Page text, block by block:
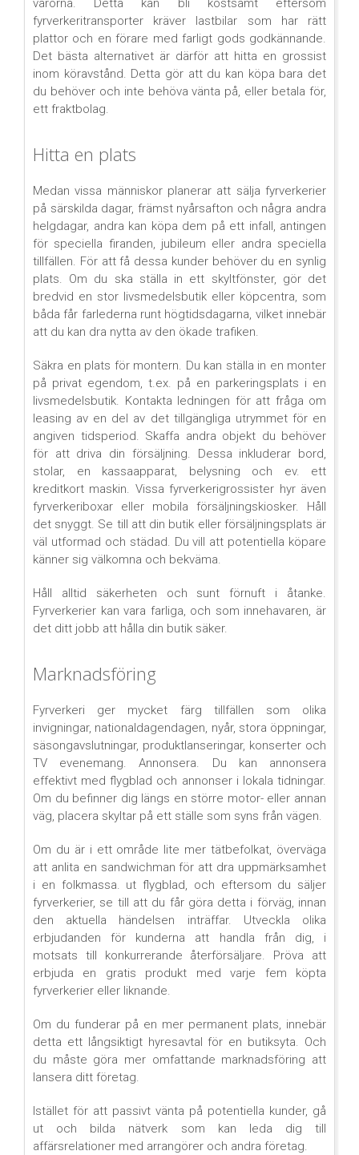
varorna. Detta kan bli kostsamt eftersom
fyrverkeritransporter kräver lastbilar som har rätt
plattor och en förare med farligt gods godkännande.
Det bästa alternativet är därför att hitta en grossist
inom köravstånd. Detta gör att du kan köpa bara det
du behöver och inte behöva vänta på, eller betala för,
ett fraktbolag.
Hitta en plats
Medan vissa människor planerar att sälja fyrverkerier
på särskilda dagar, främst nyårsafton och några andra
helgdagar, andra kan köpa dem på ett infall, antingen
för speciella firanden, jubileum eller andra speciella
tillfällen. För att få dessa kunder behöver du en synlig
plats. Om du ska ställa in ett skyltfönster, gör det
bredvid en stor livsmedelsbutik eller köpcentra, som
båda får farlederna runt högtidsdagarna, vilket innebär
att du kan dra nytta av den ökade trafiken.
Säkra en plats för montern. Du kan ställa in en monter
på privat egendom, t.ex. på en parkeringsplats i en
livsmedelsbutik. Kontakta ledningen för att fråga om
leasing av en del av det tillgängliga utrymmet för en
angiven tidsperiod. Skaffa andra objekt du behöver
för att driva din försäljning. Dessa inkluderar bord,
stolar, en kassaapparat, belysning och ev. ett
kreditkort maskin. Vissa fyrverkerigrossister hyr även
fyrverkeriboxar eller mobila försäljningskiosker. Håll
det snyggt. Se till att din butik eller försäljningsplats är
väl utformad och städad. Du vill att potentiella köpare
känner sig välkomna och bekväma.
Håll alltid säkerheten och sunt förnuft i åtanke.
Fyrverkerier kan vara farliga, och som innehavaren, är
det ditt jobb att hålla din butik säker.
Marknadsföring
Fyrverkeri ger mycket färg tillfällen som olika
invigningar, nationaldagendagen, nyår, stora öppningar,
säsongavslutningar, produktlanseringar, konserter och
TV evenemang. Annonsera. Du kan annonsera
effektivt med flygblad och annonser i lokala tidningar.
Om du befinner dig längs en större motor- eller annan
väg, placera skyltar på ett ställe som syns från vägen.
Om du är i ett område lite mer tätbefolkat, överväga
att anlita en sandwichman för att dra uppmärksamhet
i en folkmassa. ut flygblad, och eftersom du säljer
fyrverkerier, se till att du får göra detta i förväg, innan
den aktuella händelsen inträffar. Utveckla olika
erbjudanden för kunderna att handla från dig, i
motsats till konkurrerande återförsäljare. Pröva att
erbjuda en gratis produkt med varje fem köpta
fyrverkerier eller liknande.
Om du funderar på en mer permanent plats, innebär
detta ett långsiktigt hyresavtal för en butiksyta. Och
du måste göra mer omfattande marknadsföring att
lansera ditt företag.
Istället för att passivt vänta på potentiella kunder, gå
ut och bilda nätverk som kan leda dig till
affärsrelationer med arrangörer och andra företag.